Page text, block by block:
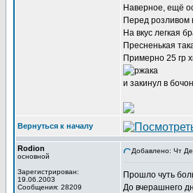
Наверное, ещё
Перед розливом
На вкус легкая
Пресненькая
Примерно 25 гр
и закинул в
Вернуться к началу
Rodion
основной
Зарегистрирован:
19.06.2003
Сообщения: 28209
Добавлено: Чт
Прошло чуть
До вчерашнего